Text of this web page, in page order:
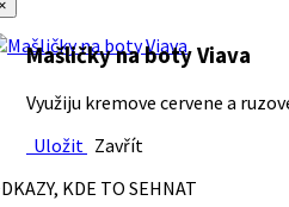
Mašličky na boty Viava
Využiju kremove cervene a
Uložit Zavřít
KDE TO SEHNAT